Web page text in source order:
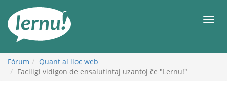
contingut
Fòrum
Quant al lloc web
Faciligi vidigon de ensalutintaj uzantoj ĉe "Lernu!"